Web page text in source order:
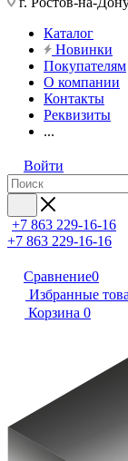
Каталог
Новинки
Покупателям
О компании
Контакты
Реквизиты
...
Войти
+7 863 229-16-16
+7 863 229-16-16
Сравнение0
Избранные
Корзина 0